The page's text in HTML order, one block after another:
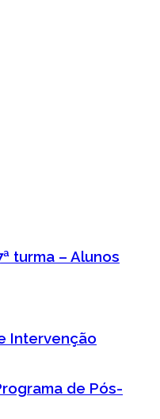
turma – Alunos
Intervenção
de Pós-